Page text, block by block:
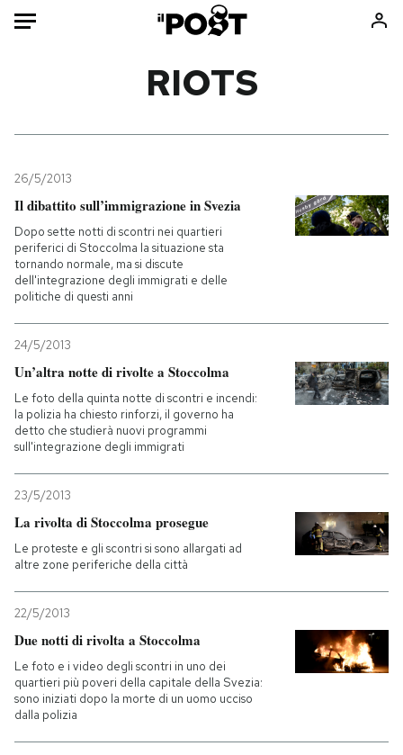
Mondo
Politica
Tecnologia
Internet
Scienza
Cultura
Consumismi
Mondiali calcio 2026
PODCAST
NEWSLETTER
I MIEI PREFERITI
SHOP
CALENDARIO
RIOTS
26/5/2013
Il dibattito sull’immigrazione in Svezia
Dopo sette notti di scontri nei quartieri
periferici di Stoccolma la situazione sta
tornando normale, ma si discute
dell'integrazione degli immigrati e delle
politiche di questi anni
24/5/2013
Un’altra notte di rivolte a Stoccolma
Le foto della quinta notte di scontri e incendi:
la polizia ha chiesto rinforzi, il governo ha
detto che studierà nuovi programmi
sull'integrazione degli immigrati
23/5/2013
La rivolta di Stoccolma prosegue
Le proteste e gli scontri si sono allargati ad
altre zone periferiche della città
22/5/2013
Due notti di rivolta a Stoccolma
Le foto e i video degli scontri in uno dei
quartieri più poveri della capitale della Svezia:
sono iniziati dopo la morte di un uomo ucciso
dalla polizia